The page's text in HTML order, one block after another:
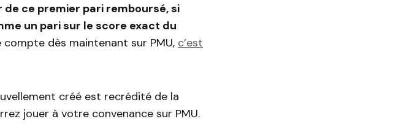
de ce premier pari remboursé, si
un pari sur le score exact du
dès maintenant sur PMU, c’est
créé est recrédité de la
jouer à votre convenance sur PMU.